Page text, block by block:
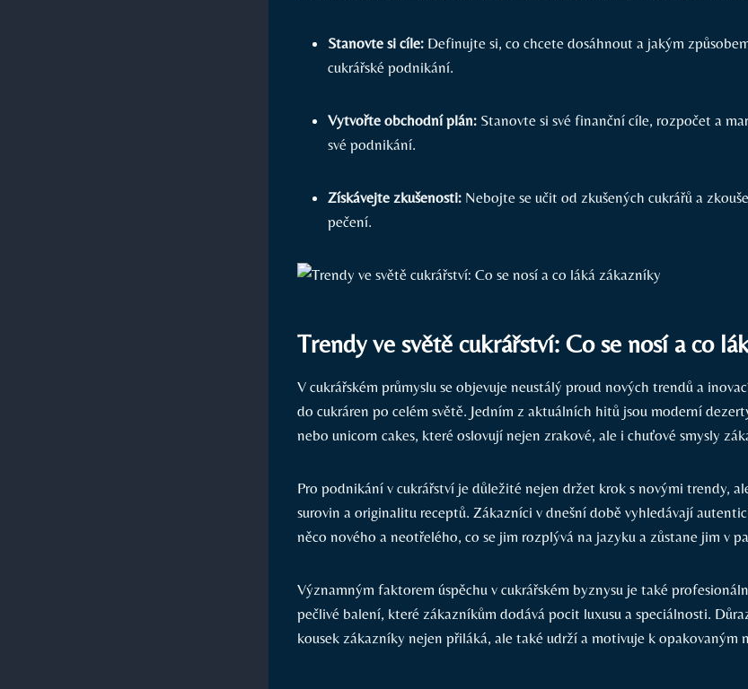
Stanovte si cíle: Definujte si, co chcete dosáhnout a jakým
cukrářské podnikání.
Vytvořte obchodní plán: Stanovte si své finanční cíle, rozpočet a
své podnikání.
Získávejte zkušenosti: Nebojte se učit od zkušených cukrářů a
pečení.
Trendy ve světě cukrářství: Co se nosí a co
V cukrářském průmyslu se objevuje neustálý proud nových trendů a
do cukráren po celém světě. Jedním z aktuálních hitů jsou moderní
nebo unicorn cakes, které oslovují nejen zrakové, ale i chuťové smysly
Pro podnikání v cukrářství je důležité nejen držet krok s novými trendy,
surovin a originalitu receptů. Zákazníci v dnešní době vyhledávají
něco nového a neotřelého, co se jim rozplývá na jazyku a zůstane jim v
Významným faktorem úspěchu v cukrářském byznysu je také
pečlivé balení, které zákazníkům dodává pocit luxusu a speciálnosti.
kousek zákazníky nejen přiláká, ale také udrží a motivuje k opakovaným